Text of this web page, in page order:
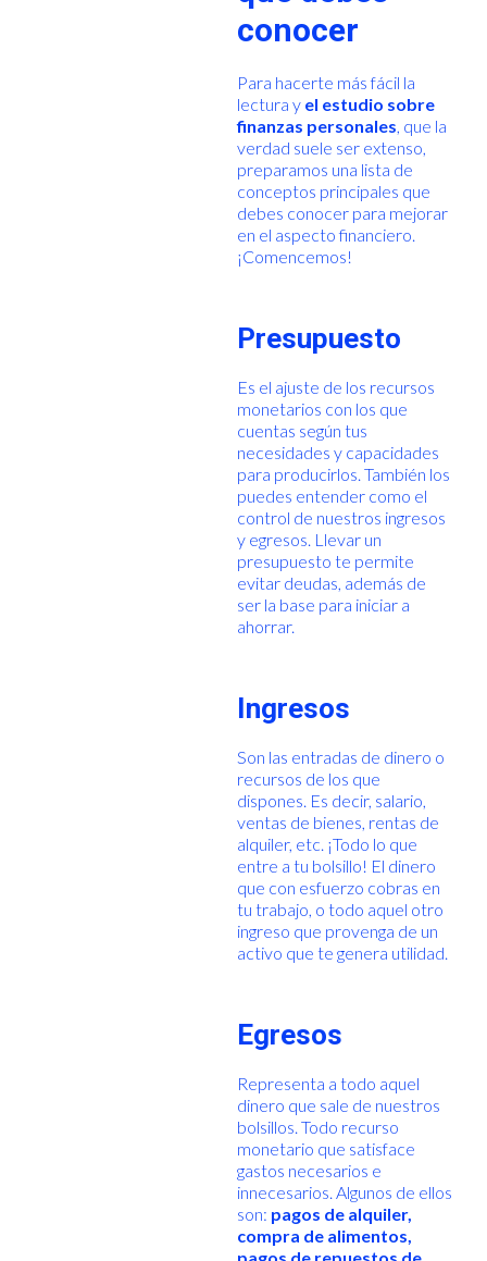
conocer
Para hacerte más fácil la
lectura y el estudio sobre
finanzas personales, que la
verdad suele ser extenso,
preparamos una lista de
conceptos principales que
debes conocer para mejorar
en el aspecto financiero.
¡Comencemos!
Presupuesto
Es el ajuste de los recursos
monetarios con los que
cuentas según tus
necesidades y capacidades
para producirlos. También los
puedes entender como el
control de nuestros ingresos
y egresos. Llevar un
presupuesto te permite
evitar deudas, además de
ser la base para iniciar a
ahorrar.
Ingresos
Son las entradas de dinero o
recursos de los que
dispones. Es decir, salario,
ventas de bienes, rentas de
alquiler, etc. ¡Todo lo que
entre a tu bolsillo! El dinero
que con esfuerzo cobras en
tu trabajo, o todo aquel otro
ingreso que provenga de un
activo que te genera utilidad.
Egresos
Representa a todo aquel
dinero que sale de nuestros
bolsillos. Todo recurso
monetario que satisface
gastos necesarios e
innecesarios. Algunos de ellos
son: pagos de alquiler,
compra de alimentos,